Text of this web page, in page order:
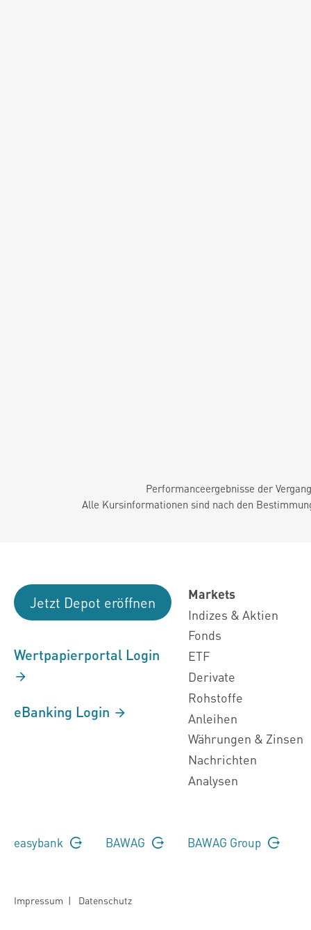
Performanceergebnisse der
Alle Kursinformationen sind nach den
Jetzt Depot eröffnen
Wertpapierportal Login
eBanking Login
Markets
Indizes & Aktien
Fonds
ETF
Derivate
Rohstoffe
Anleihen
Währungen & Zinsen
Nachrichten
Analysen
easybank BAWAG BAWAG Group
Impressum | Datenschutz